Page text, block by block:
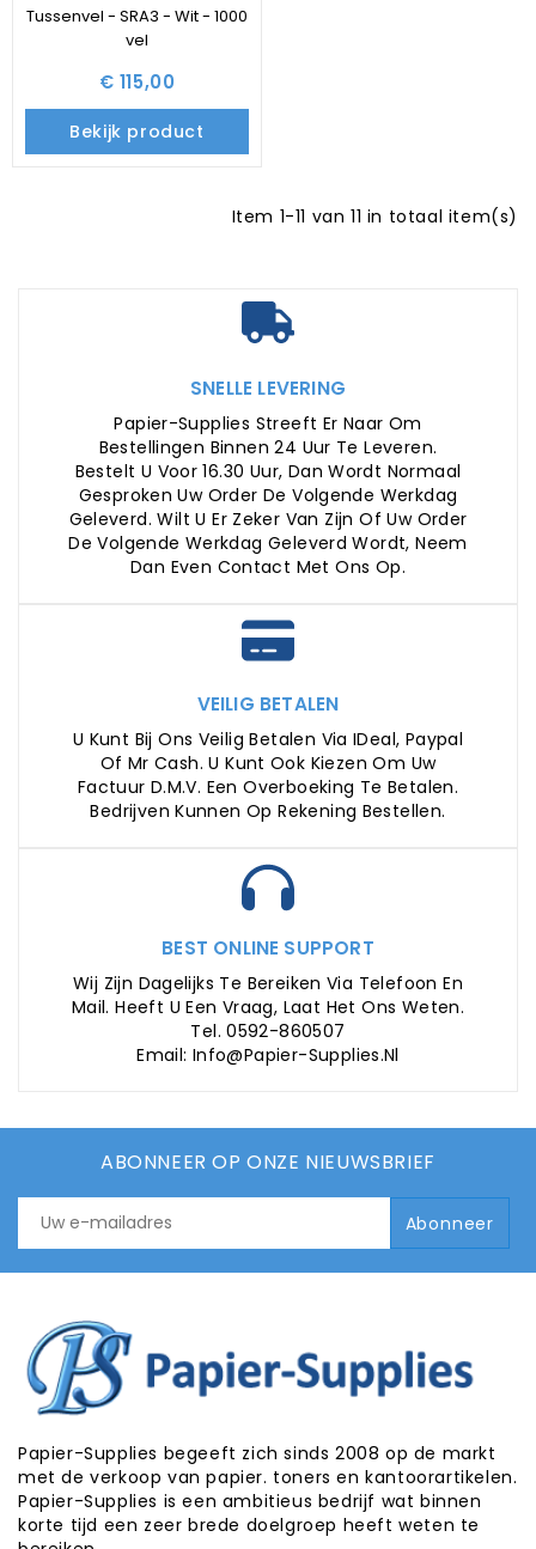
Tussenvel - SRA3 - Wit - 1000
vel
€ 115,00
Bekijk product
Item 1-11 van 11 in totaal item(s)
SNELLE LEVERING
Papier-Supplies Streeft Er Naar Om
Bestellingen Binnen 24 Uur Te Leveren.
Bestelt U Voor 16.30 Uur, Dan Wordt Normaal
Gesproken Uw Order De Volgende Werkdag
Geleverd. Wilt U Er Zeker Van Zijn Of Uw Order
De Volgende Werkdag Geleverd Wordt, Neem
Dan Even Contact Met Ons Op.
VEILIG BETALEN
U Kunt Bij Ons Veilig Betalen Via IDeal, Paypal
Of Mr Cash. U Kunt Ook Kiezen Om Uw
Factuur D.m.v. Een Overboeking Te Betalen.
Bedrijven Kunnen Op Rekening Bestellen.
BEST ONLINE SUPPORT
Wij Zijn Dagelijks Te Bereiken Via Telefoon En
Mail. Heeft U Een Vraag, Laat Het Ons Weten.
Tel. 0592-860507
Email: Info@papier-Supplies.nl
ABONNEER OP ONZE NIEUWSBRIEF
Papier-Supplies begeeft zich sinds 2008 op de markt
met de verkoop van papier. toners en kantoorartikelen.
Papier-Supplies is een ambitieus bedrijf wat binnen
korte tijd een zeer brede doelgroep heeft weten te